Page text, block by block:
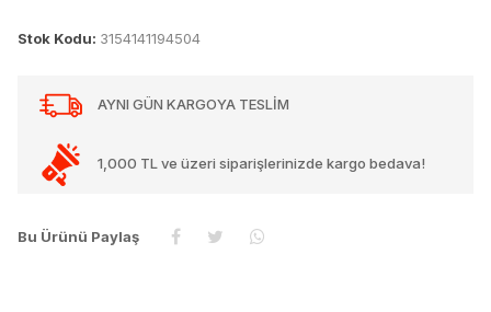
Stok Kodu: 3154141194504
AYNI GÜN KARGOYA TESLİM
1,000 TL ve üzeri siparişlerinizde kargo bedava!
Bu Ürünü Paylaş